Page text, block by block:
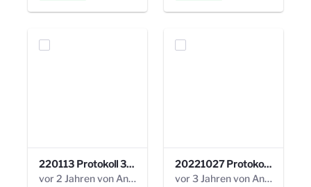
220113 Protokoll 32. Steuerungskreis.pdf
vor 2 Jahren von Anni Schlumberger
20221027 Protokoll 34. Steuerungskreis.pdf
vor 3 Jahren von Anni Schlumberger